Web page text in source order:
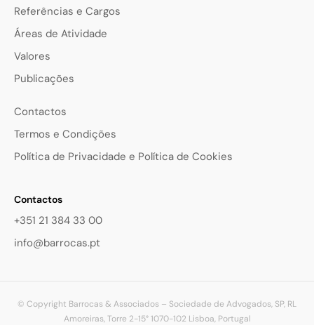
Referências e Cargos
Áreas de Atividade
Valores
Publicações
Contactos
Termos e Condições
Política de Privacidade e Política de Cookies
Contactos
+351 21 384 33 00
info@barrocas.pt
© Copyright Barrocas & Associados – Sociedade de Advogados, SP, RL
Amoreiras, Torre 2-15° 1070-102 Lisboa, Portugal